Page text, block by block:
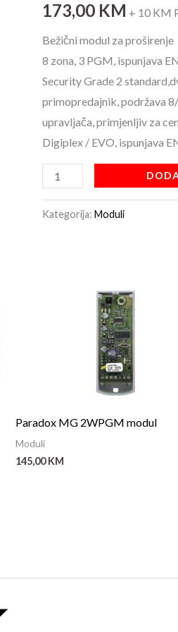
173,00 KM + 10 KM
Bežični modul za proširenje
8 zona, 3 PGM, ispunjava
Security Grade 2
primopredajnik, podržava
upravljača, primjenljiv za
Digiplex / EVO, ispunjava
modul
Kategorija: Moduli
Paradox MG 2WPGM modul
Moduli
145,00KM